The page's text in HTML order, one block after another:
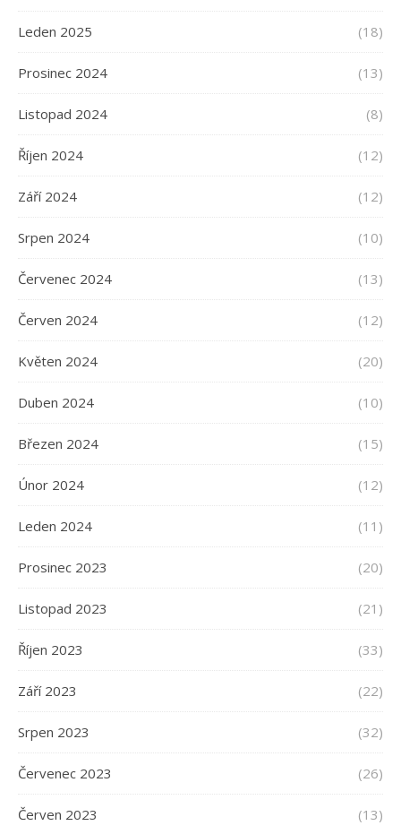
Leden 2025 (18)
Prosinec 2024 (13)
Listopad 2024 (8)
Říjen 2024 (12)
Září 2024 (12)
Srpen 2024 (10)
Červenec 2024 (13)
Červen 2024 (12)
Květen 2024 (20)
Duben 2024 (10)
Březen 2024 (15)
Únor 2024 (12)
Leden 2024 (11)
Prosinec 2023 (20)
Listopad 2023 (21)
Říjen 2023 (33)
Září 2023 (22)
Srpen 2023 (32)
Červenec 2023 (26)
Červen 2023 (13)